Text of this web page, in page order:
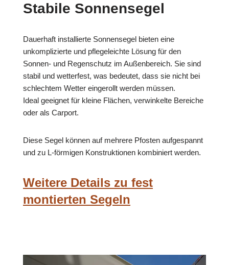
Stabile Sonnensegel
Dauerhaft installierte Sonnensegel bieten eine
unkomplizierte und pflegeleichte Lösung für den
Sonnen- und Regenschutz im Außenbereich. Sie sind
stabil und wetterfest, was bedeutet, dass sie nicht bei
schlechtem Wetter eingerollt werden müssen.
Ideal geeignet für kleine Flächen, verwinkelte Bereiche
oder als Carport.
Diese Segel können auf mehrere Pfosten aufgespannt
und zu L-förmigen Konstruktionen kombiniert werden.
Weitere Details zu fest
montierten Segeln